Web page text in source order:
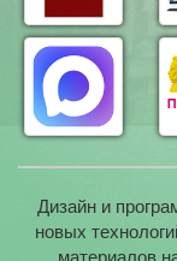
Дизайн и
новых